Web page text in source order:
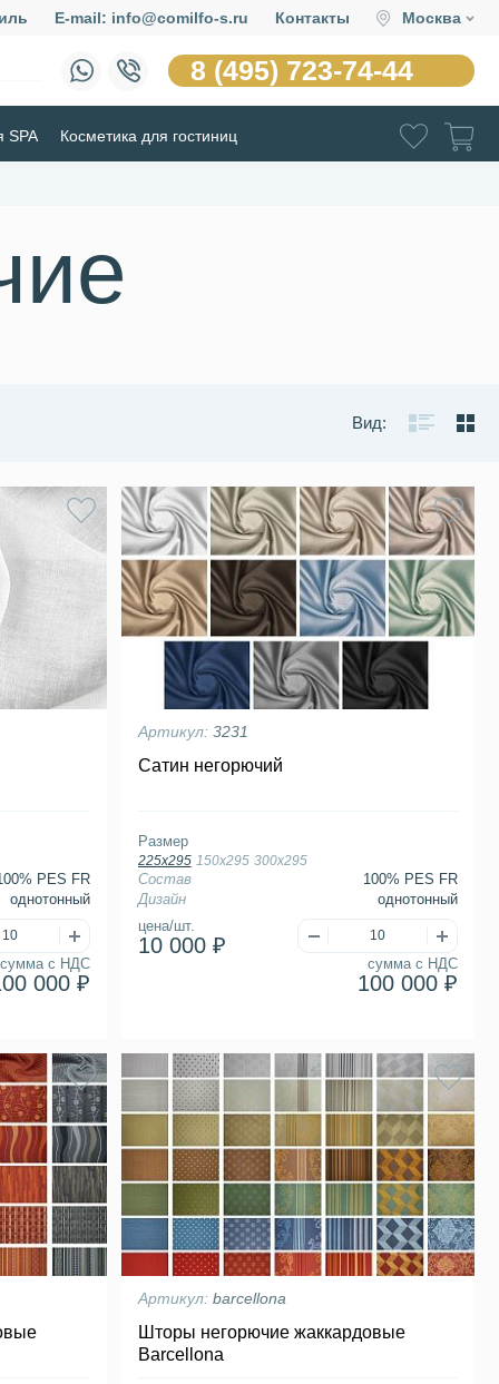
E-mail: info@comilfo-s.ru Контакты Москва
8 (495) 723-74-44
SPA Косметика для гостиниц
Вид:
сумма с НДС
000 ₽
PES FR
однотонный
Артикул: 3231
Сатин негорючий
цена/шт.
10 000 ₽
сумма с НДС
100 000 ₽
Состав
100% PES FR
Дизайн
однотонный
Размер
225х295 150х295 300х295
Артикул: barcellona
Шторы негорючие жаккардовые
Barcellona